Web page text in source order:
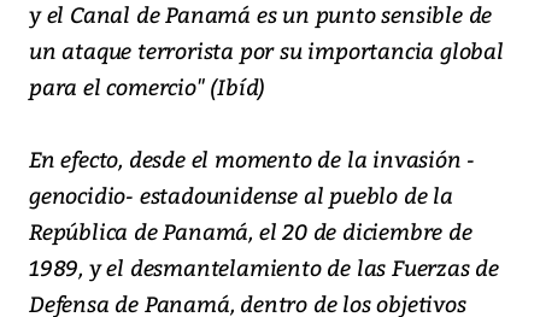
y el Canal de Panamá es un punto sensible de
un ataque terrorista por su importancia global
para el comercio" (Ibíd)
En efecto, desde el momento de la invasión -
genocidio- estadounidense al pueblo de la
República de Panamá, el 20 de diciembre de
1989, y el desmantelamiento de las Fuerzas de
Defensa de Panamá, dentro de los objetivos